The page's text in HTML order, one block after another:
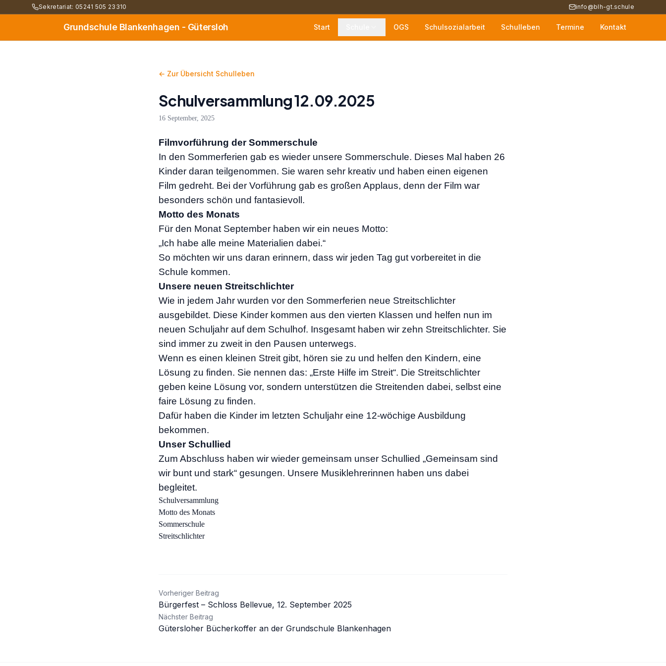
Sekretariat: 05241 505 23310 info@blh-gt.schule
Grundschule Blankenhagen - Gütersloh Start OGS Schulsozialarbeit Schulleben Termine Kontakt
← Zur Übersicht Schulleben
Schulversammlung 12.09.2025
16 September, 2025
Filmvorführung der Sommerschule
In den Sommerferien gab es wieder unsere Sommerschule. Dieses Mal haben 26
Kinder daran teilgenommen. Sie waren sehr kreativ und haben einen eigenen
Film gedreht. Bei der Vorführung gab es großen Applaus, denn der Film war
besonders schön und fantasievoll.
Motto des Monats
Für den Monat September haben wir ein neues Motto:
„Ich habe alle meine Materialien dabei.“
So möchten wir uns daran erinnern, dass wir jeden Tag gut vorbereitet in die
Schule kommen.
Unsere neuen Streitschlichter
Wie in jedem Jahr wurden vor den Sommerferien neue Streitschlichter
ausgebildet. Diese Kinder kommen aus den vierten Klassen und helfen nun im
neuen Schuljahr auf dem Schulhof. Insgesamt haben wir zehn Streitschlichter. Sie
sind immer zu zweit in den Pausen unterwegs.
Wenn es einen kleinen Streit gibt, hören sie zu und helfen den Kindern, eine
Lösung zu finden. Sie nennen das: „Erste Hilfe im Streit“. Die Streitschlichter
geben keine Lösung vor, sondern unterstützen die Streitenden dabei, selbst eine
faire Lösung zu finden.
Dafür haben die Kinder im letzten Schuljahr eine 12-wöchige Ausbildung
bekommen.
Unser Schullied
Zum Abschluss haben wir wieder gemeinsam unser Schullied „Gemeinsam sind
wir bunt und stark“ gesungen. Unsere Musiklehrerinnen haben uns dabei
begleitet.
Schulversammlung
Motto des Monats
Sommerschule
Streitschlichter
Beitragsnavigation
Vorheriger Beitrag
Bürgerfest – Schloss Bellevue, 12. September 2025
Nächster Beitrag
Gütersloher Bücherkoffer an der Grundschule Blankenhagen